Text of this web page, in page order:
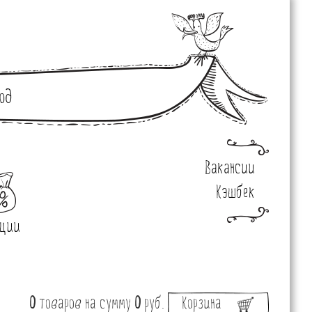
Вакансии
Кэшбек
0 товаровна сумму 0руб. Корзина